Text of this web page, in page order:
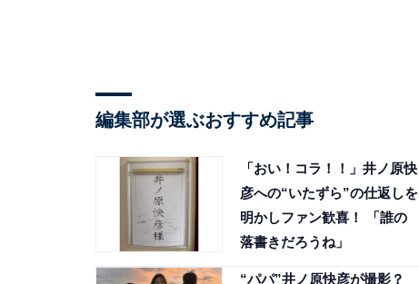
編集部が選ぶおすすめ記事
「おい！コラ！！」井ノ原快
彦への“いたずら”の仕返しを
明かしファン歓喜！ 「誰の
落書きだろうね」
“パパ”井ノ原快彦が撮影？